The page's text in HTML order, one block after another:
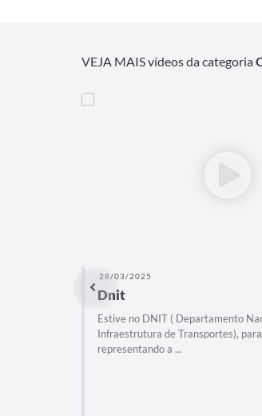
VEJA MAIS vídeos da categoria
28/03/2025
Dnit
Estive no DNIT ( Departamento
Infraestrutura de Transportes),
representando a ...